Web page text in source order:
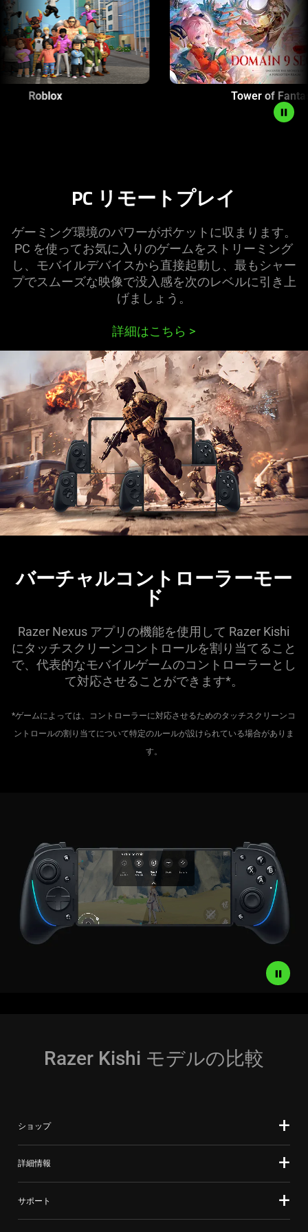
to
start
and
stop
the
animation.
PC リモートプレイ
ゲーミング環境のパワーがポケットに収まります。
PC を使ってお気に入りのゲームをストリーミング
し、モバイルデバイスから直接起動し、最もシャー
プでスムーズな映像で没入感を次のレベルに引き上
げましょう。
詳細はこちら >
バーチャルコントローラーモー
ド
Razer Nexus アプリの機能を使用して Razer Kishi
にタッチスクリーンコントロールを割り当てること
で、代表的なモバイルゲームのコントローラーとし
て対応させることができ ます*。
*ゲームによっては、コントローラーに対応させるためのタッチスクリーンコ
ントロールの割り当てについて特定のルールが設けられている場合がありま
す。
Razer Kishi モデルの比較
ショップ
詳細情報
サポート